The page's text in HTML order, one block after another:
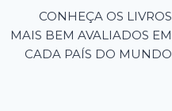
CONHEÇA OS LIVROS
MAIS BEM AVALIADOS EM
CADA PAÍS DO MUNDO